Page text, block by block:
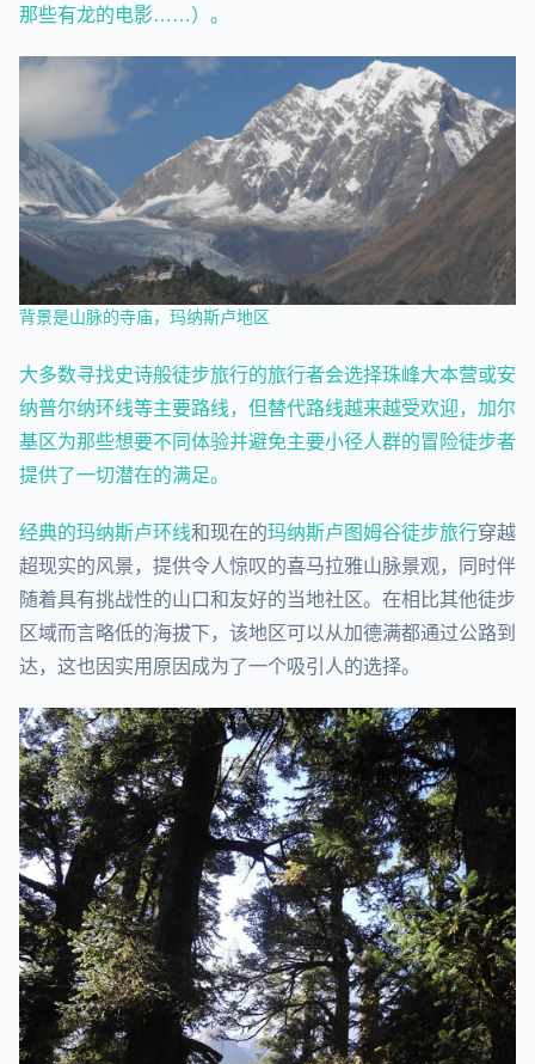
那些有龙的电影……）。
背景是山脉的寺庙，玛纳斯卢地区
大多数寻找史诗般徒步旅行的旅行者会选择珠峰大本营或安
纳普尔纳环线等主要路线，但替代路线越来越受欢迎，加尔
基区为那些想要不同体验并避免主要小径人群的冒险徒步者
提供了一切潜在的满足。
经典的玛纳斯卢环线和现在的玛纳斯卢图姆谷徒步旅行穿越
超现实的风景，提供令人惊叹的喜马拉雅山脉景观，同时伴
随着具有挑战性的山口和友好的当地社区。在相比其他徒步
区域而言略低的海拔下，该地区可以从加德满都通过公路到
达，这也因实用原因成为了一个吸引人的选择。